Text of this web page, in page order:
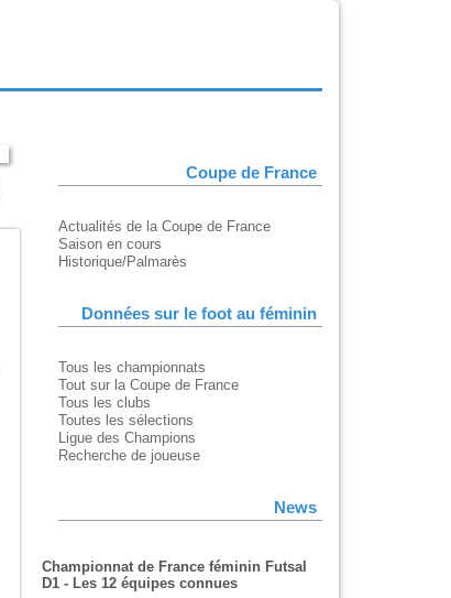
Coupe de France
Actualités de la Coupe de France
Saison en cours
Historique/Palmarès
Données sur le foot au féminin
Tous les championnats
Tout sur la Coupe de France
Tous les clubs
Toutes les sélections
Ligue des Champions
Recherche de joueuse
News
Championnat de France féminin Futsal
D1 - Les 12 équipes connues